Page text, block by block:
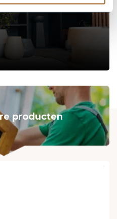
producten